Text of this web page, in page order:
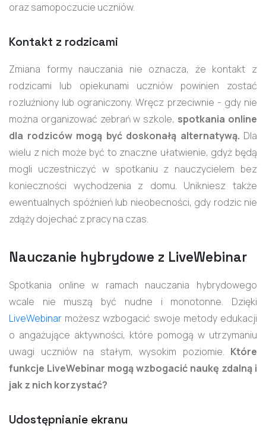
oraz samopoczucie uczniów.
Kontakt z rodzicami
Zmiana formy nauczania nie oznacza, że kontakt z
rodzicami lub opiekunami uczniów powinien zostać
rozluźniony lub ograniczony. Wręcz przeciwnie - gdy nie
można organizować zebrań w szkole, spotkania online
dla rodziców mogą być doskonałą alternatywą. Dla
wielu z nich może być to znaczne ułatwienie, gdyż będą
mogli uczestniczyć w spotkaniu z nauczycielem bez
konieczności wychodzenia z domu. Unikniesz także
ewentualnych spóźnień lub nieobecności, gdy rodzic nie
zdąży dojechać z pracy na czas.
Nauczanie hybrydowe z LiveWebinar
Spotkania online w ramach nauczania hybrydowego
wcale nie muszą być nudne i monotonne. Dzięki
LiveWebinar możesz wzbogacić swoje metody edukacji
o angażujące aktywności, które pomogą w utrzymaniu
uwagi uczniów na stałym, wysokim poziomie. Które
funkcje LiveWebinar mogą wzbogacić naukę zdalną i
jak z nich korzystać?
Udostępnianie ekranu